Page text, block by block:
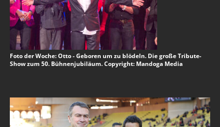
Foto der Woche: Otto - Geboren um zu blödeln. Die große Tribute-
Show zum 50. Bühnenjubiläum. Copyright: Mandoga Media